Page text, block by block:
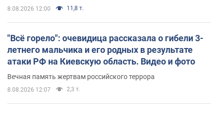
8.08.2026 12:00 11,8 т.
"Всё горело": очевидица рассказала о гибели 3-
летнего мальчика и его родных в результате
атаки РФ на Киевскую область. Видео и фото
Вечная память жертвам российского террора
8.08.2026 12:07 2,3 т.